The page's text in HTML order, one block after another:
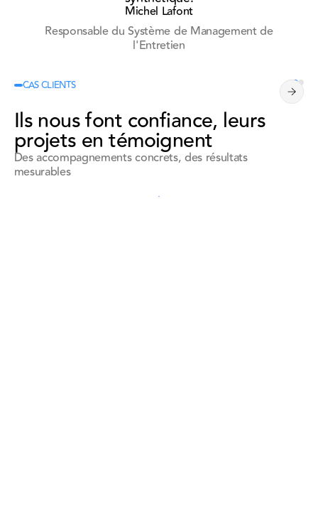
Michel Lafont
Responsable du Système de Management de
l'Entretien
CAS CLIENTS
Ils nous font confiance, leurs
projets en témoignent
Des accompagnements concrets, des résultats
mesurables
Voir toutes les références